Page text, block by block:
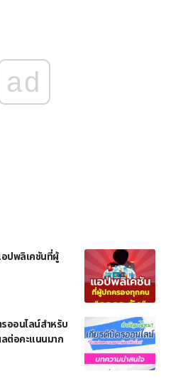
ad
ปพลิเคชันที่ผู้
ออนไลน์สำหรับ
ต่อคะแนนมาก